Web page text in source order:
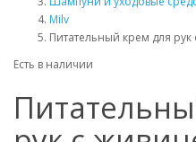
Milv
Питательный крем для
Есть в наличии